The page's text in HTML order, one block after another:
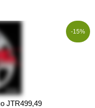
-15%
JTR499,49